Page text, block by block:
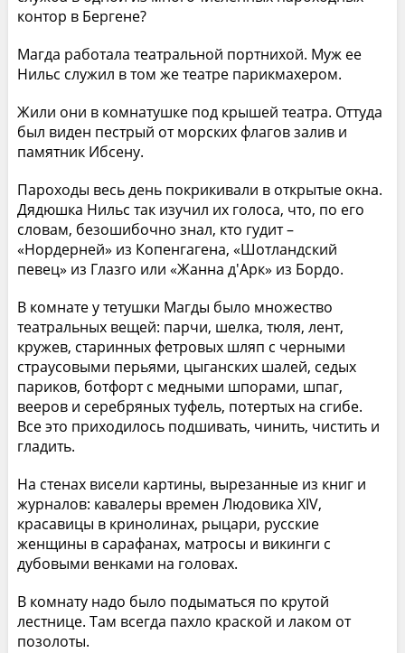
контор в Бергене?
Магда работала театральной портнихой. Муж ее
Нильс служил в том же театре парикмахером.
Жили они в комнатушке под крышей театра. Оттуда
был виден пестрый от морских флагов залив и
памятник Ибсену.
Пароходы весь день покрикивали в открытые окна.
Дядюшка Нильс так изучил их голоса, что, по его
словам, безошибочно знал, кто гудит –
«Нордерней» из Копенгагена, «Шотландский
певец» из Глазго или «Жанна д'Арк» из Бордо.
В комнате у тетушки Магды было множество
театральных вещей: парчи, шелка, тюля, лент,
кружев, старинных фетровых шляп с черными
страусовыми перьями, цыганских шалей, седых
париков, ботфорт с медными шпорами, шпаг,
вееров и серебряных туфель, потертых на сгибе.
Все это приходилось подшивать, чинить, чистить и
гладить.
На стенах висели картины, вырезанные из книг и
журналов: кавалеры времен Людовика XIV,
красавицы в кринолинах, рыцари, русские
женщины в сарафанах, матросы и викинги с
дубовыми венками на головах.
В комнату надо было подыматься по крутой
лестнице. Там всегда пахло краской и лаком от
позолоты.